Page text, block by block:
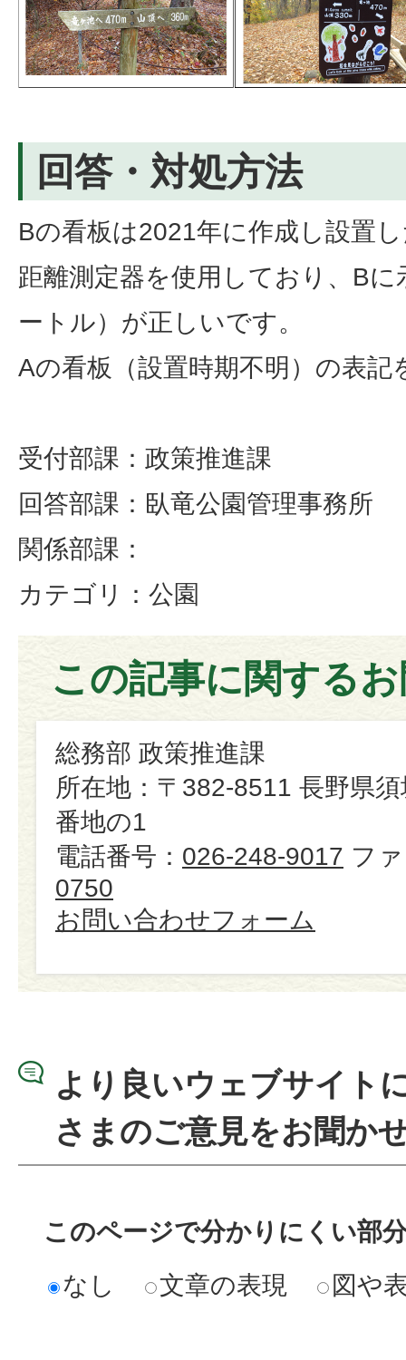
回答・対処方法
Bの看板は2021年に作成し設置
距離測定器を使用しており、B
ートル）が正しいです。
Aの看板（設置時期不明）の表記
受付部課：政策推進課
回答部課：臥竜公園管理事務所
関係部課：
カテゴリ：公園
この記事に関する
総務部 政策推進課
所在地：〒382-8511 長野県
番地の1
電話番号： 026-248-9017 フ
0750
お問い合わせフォーム
より良いウェブサイト
さまのご意見をお聞か
このページで分かりにくい部
なし
文章の表現 図や